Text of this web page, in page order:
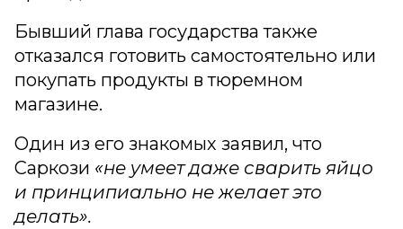
Бывший глава государства также
отказался готовить самостоятельно или
покупать продукты в тюремном
магазине.
Один из его знакомых заявил, что
Саркози «не умеет даже сварить яйцо
и принципиально не желает это
делать».